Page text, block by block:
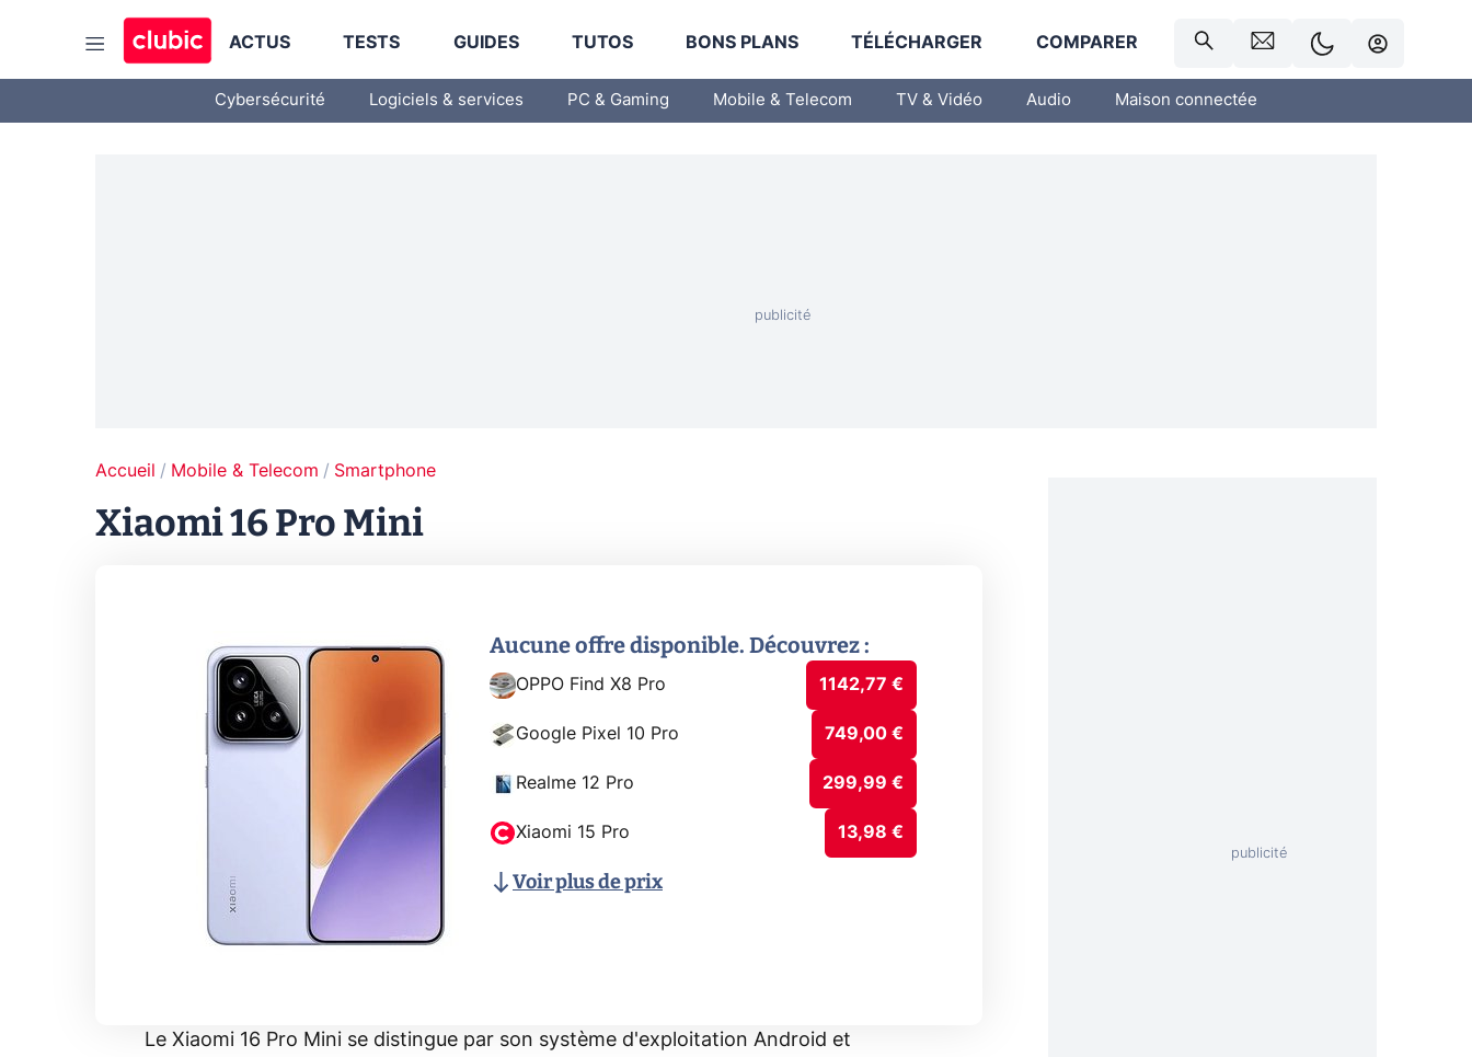
ACTUS TESTS GUIDES TUTOS BONS PLANS TÉLÉCHARGER COMPARER
Cybersécurité Logiciels & services PC & Gaming Mobile & Telecom TV & Vidéo Audio Maison connectée
Accueil Mobile & Telecom Smartphone
Xiaomi 16 Pro Mini
Aucune offre disponible. Découvrez :
OPPO Find X8 Pro 1142,77 €
Google Pixel 10 Pro 749,00 €
Realme 12 Pro 299,99 €
Xiaomi 15 Pro 13,98 €
Voir plus de prix
Le Xiaomi 16 Pro Mini se distingue par son système d'exploitation Android et